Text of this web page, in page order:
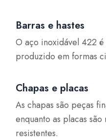
Barras e hastes
O aço inoxidável 422
produzido em formas
Chapas e placas
As chapas são peças
enquanto as placas são
resistentes.